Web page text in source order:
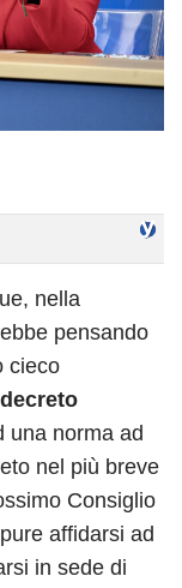
nella
pensando
cieco
decreto
una norma ad
nel più breve
Consiglio
affidarsi ad
in sede di